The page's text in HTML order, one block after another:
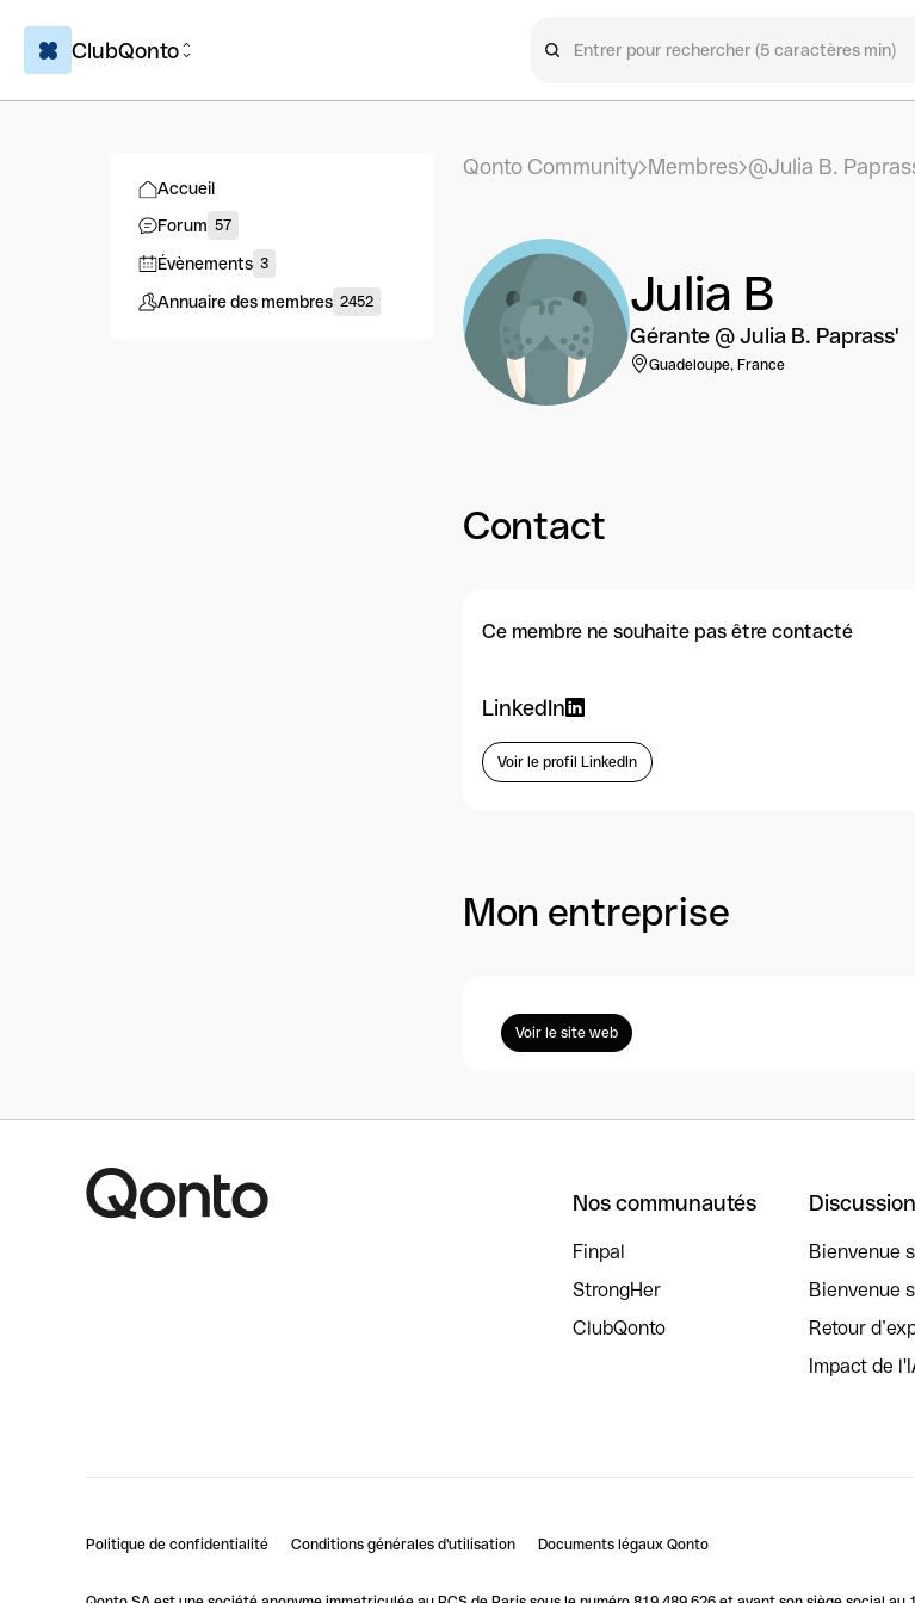
ClubQonto
Accueil
Forum 57
Évènements 3
Annuaire des membres 2452
Qonto Community Membres @Julia B.
Julia B
Gérante @ Julia B. Paprass'
Guadeloupe, France
Contact
Ce membre ne souhaite pas être contacté
LinkedIn
Voir le profil LinkedIn
Mon entreprise
Voir le site web
Nos communautés
Finpal
StrongHer
ClubQonto
Bienvenue
Bienvenue
Retour
Impact de
Politique de confidentialité Conditions générales d'utilisation Documents légaux Qonto